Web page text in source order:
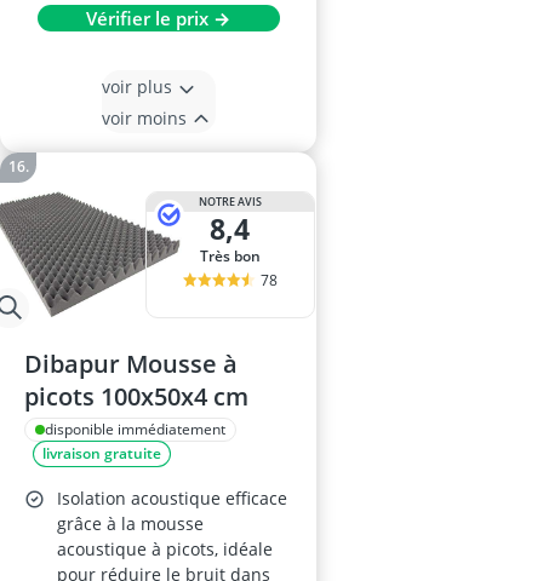
Vérifier le prix →
voir plus
voir moins
NOTRE AVIS
8,4
Très bon
78
Dibapur Mousse à
picots 100x50x4 cm
disponible immédiatement
livraison gratuite
Isolation acoustique efficace
grâce à la mousse
acoustique à picots, idéale
pour réduire le bruit dans